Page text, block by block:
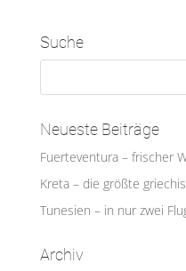
Suche
Neueste Beiträge
Fuerteventura – frischer
Kreta – die größte
Tunesien – in nur zwei
Archiv